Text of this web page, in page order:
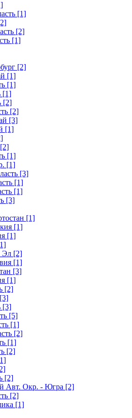
[1]
[2]
[1]
[2]
[1]
[1]
[1]
[2]
[2]
[3]
[1]
[1]
[1]
[3]
[1]
[1]
[3]
[1]
[1]
[1]
Эл [2]
[1]
[3]
[1]
[2]
[3]
[5]
[1]
[2]
[1]
[2]
[2]
Авт. Окр. - Югра [2]
[2]
[1]